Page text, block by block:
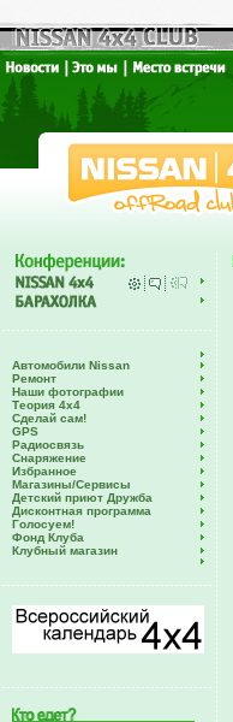
Автомобили Nissan
Ремонт
Наши фотографии
Теория 4х4
Сделай сам!
GPS
Радиосвязь
Снаряжение
Избранное
Магазины/Сервисы
Детский приют Дружба
Дисконтная программа
Голосуем!
Фонд Клуба
Клубный магазин